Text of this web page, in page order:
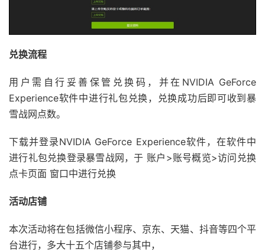
兑换流程
用户需自行妥善保管兑换码，并在NVIDIA GeForce
Experience软件中进行礼包兑换，兑换成功后即可收到暴
雪战网点数。
下载并登录NVIDIA GeForce Experience软件，在软件中
进行礼包兑换登录暴雪战网，于 账户>账号概览>访问兑换
点卡页面 窗口中进行兑换
活动店铺
本次活动将在包括微信小程序、京东、天猫、抖音等四个平
台进行，多大十五个店铺参与其中，